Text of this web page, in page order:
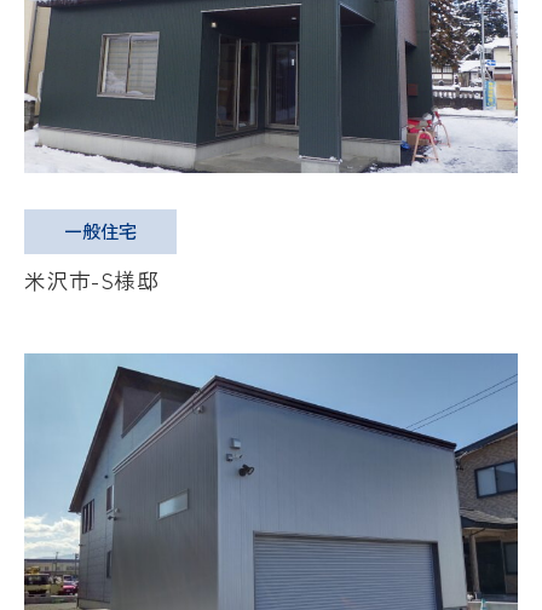
一般住宅
米沢市-S様邸